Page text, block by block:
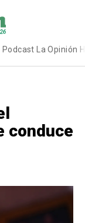
Podcast La Opinión
conduce